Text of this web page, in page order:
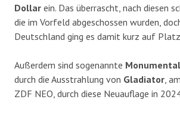
Dollar ein. Das überrascht, nach diesen
die im Vorfeld abgeschossen wurden,
Deutschland ging es damit kurz auf
Außerdem sind sogenannte
durch die Ausstrahlung von Gladiator ,
ZDF NEO, durch diese Neuauflage in